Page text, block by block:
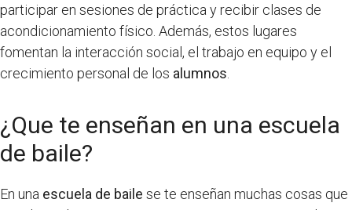
participar en sesiones de práctica y recibir clases de
acondicionamiento físico. Además, estos lugares
fomentan la interacción social, el trabajo en equipo y el
crecimiento personal de los alumnos
¿Que te enseñan en una escuela
de baile?
En una escuela de baile se te enseñan muchas cosas que